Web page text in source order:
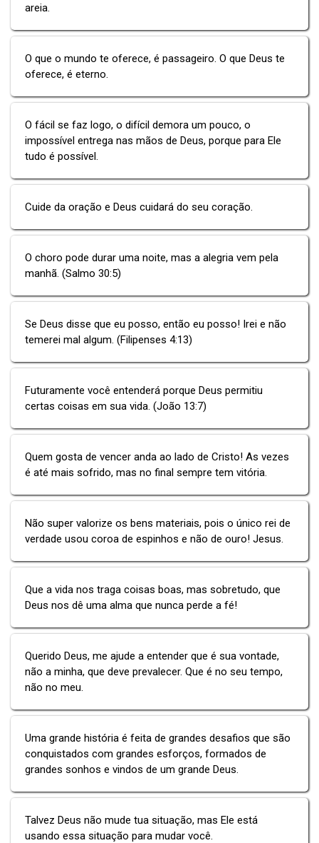
areia.
O que o mundo te oferece, é passageiro. O que Deus te
oferece, é eterno.
O fácil se faz logo, o difícil demora um pouco, o
impossível entrega nas mãos de Deus, porque para Ele
tudo é possível.
Cuide da oração e Deus cuidará do seu coração.
O choro pode durar uma noite, mas a alegria vem pela
manhã. (Salmo 30:5)
Se Deus disse que eu posso, então eu posso! Irei e não
temerei mal algum. (Filipenses 4:13)
Futuramente você entenderá porque Deus permitiu
certas coisas em sua vida. (João 13:7)
Quem gosta de vencer anda ao lado de Cristo! As vezes
é até mais sofrido, mas no final sempre tem vitória.
Não super valorize os bens materiais, pois o único rei de
verdade usou coroa de espinhos e não de ouro! Jesus.
Que a vida nos traga coisas boas, mas sobretudo, que
Deus nos dê uma alma que nunca perde a fé!
Querido Deus, me ajude a entender que é sua vontade,
não a minha, que deve prevalecer. Que é no seu tempo,
não no meu.
Uma grande história é feita de grandes desafios que são
conquistados com grandes esforços, formados de
grandes sonhos e vindos de um grande Deus.
Talvez Deus não mude tua situação, mas Ele está
usando essa situação para mudar você.